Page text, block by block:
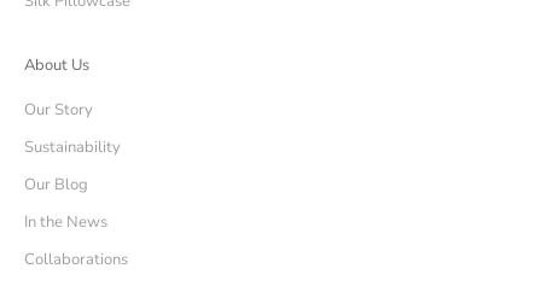
About Us
Our Story
Sustainability
Our Blog
In the News
Collaborations